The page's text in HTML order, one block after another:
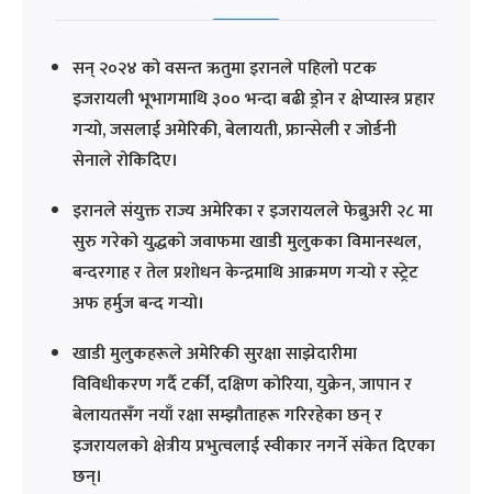
सन् २०२४ को वसन्त ऋतुमा इरानले पहिलो पटक
इजरायली भूभागमाथि ३०० भन्दा बढी ड्रोन र क्षेप्यास्त्र प्रहार
गर्‍यो, जसलाई अमेरिकी, बेलायती, फ्रान्सेली र जोर्डनी
सेनाले रोकिदिए।
इरानले संयुक्त राज्य अमेरिका र इजरायलले फेब्रुअरी २८ मा
सुरु गरेको युद्धको जवाफमा खाडी मुलुकका विमानस्थल,
बन्दरगाह र तेल प्रशोधन केन्द्रमाथि आक्रमण गर्‍यो र स्ट्रेट
अफ हर्मुज बन्द गर्‍यो।
खाडी मुलुकहरूले अमेरिकी सुरक्षा साझेदारीमा
विविधीकरण गर्दै टर्की, दक्षिण कोरिया, युक्रेन, जापान र
बेलायतसँग नयाँ रक्षा सम्झौताहरू गरिरहेका छन् र
इजरायलको क्षेत्रीय प्रभुत्वलाई स्वीकार नगर्ने संकेत दिएका
छन्।